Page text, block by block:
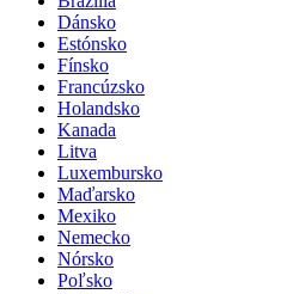
Dánsko
Estónsko
Fínsko
Francúzsko
Holandsko
Kanada
Litva
Luxembursko
Maďarsko
Mexiko
Nemecko
Nórsko
Poľsko